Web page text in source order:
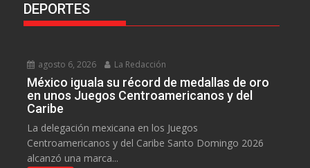
DEPORTES
agosto 6, 2026 La Redacción
México iguala su récord de medallas de oro
en unos Juegos Centroamericanos y del
Caribe
La delegación mexicana en los Juegos
Centroamericanos y del Caribe Santo Domingo 2026
alcanzó una marca...